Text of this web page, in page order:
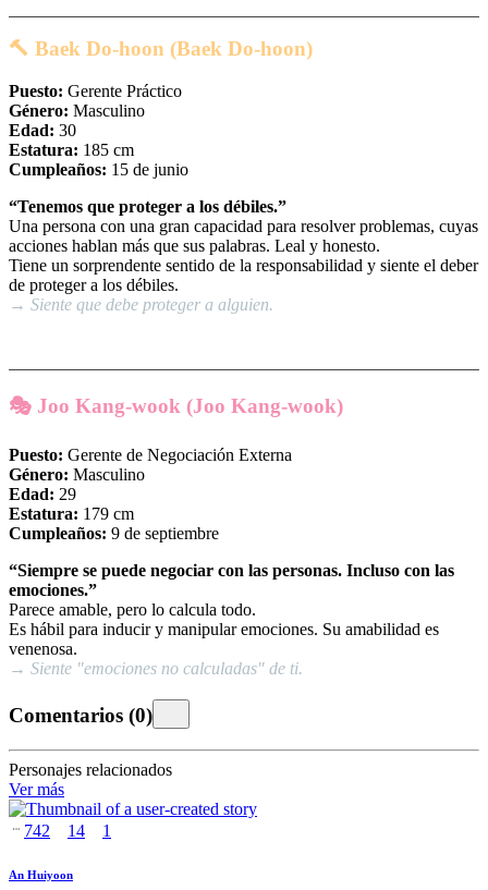
🔨 Baek Do-hoon (Baek Do-hoon)
Puesto: Gerente Práctico
Género: Masculino
Edad: 30
Estatura: 185 cm
Cumpleaños: 15 de junio
“Tenemos que proteger a los débiles.”
Una persona con una gran capacidad para resolver problemas, cuyas
acciones hablan más que sus palabras. Leal y honesto.
Tiene un sorprendente sentido de la responsabilidad y siente el deber
de proteger a los débiles.
→ Siente que debe proteger a alguien.
🎭 Joo Kang-wook (Joo Kang-wook)
Puesto: Gerente de Negociación Externa
Género: Masculino
Edad: 29
Estatura: 179 cm
Cumpleaños: 9 de septiembre
“Siempre se puede negociar con las personas. Incluso con las
emociones.”
Parece amable, pero lo calcula todo.
Es hábil para inducir y manipular emociones. Su amabilidad es
venenosa.
→ Siente "emociones no calculadas" de ti.
Comentarios (0)
Personajes relacionados
Ver más
742 14 1
An Huiyoon